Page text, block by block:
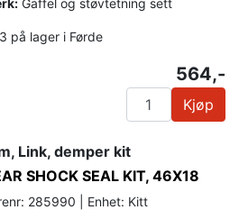
3 på lager i Førde
564,-
Kjøp
Link, demper kit
SHOCK SEAL KIT, 46X18
285990 | Enhet: Kitt